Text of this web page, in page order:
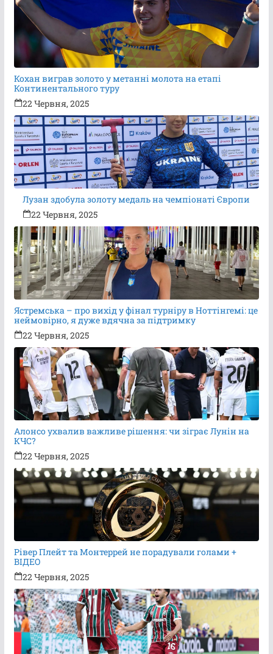
Кохан виграв золото у метанні молота на етапі
Континентального туру
22 Червня, 2025
Лузан здобула золоту медаль на чемпіонаті Європи
22 Червня, 2025
Ястремська – про вихід у фінал турніру в Ноттінгемі: це
неймовірно, я дуже вдячна за підтримку
22 Червня, 2025
Алонсо ухвалив важливе рішення: чи зіграє Лунін на
КЧС?
22 Червня, 2025
Рівер Плейт та Монтеррей не порадували голами +
ВІДЕО
22 Червня, 2025